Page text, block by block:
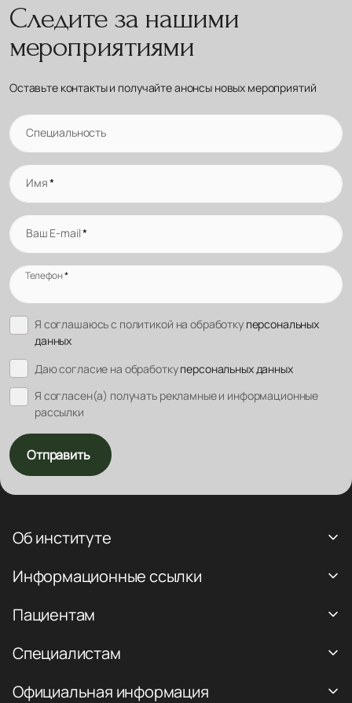
Следите за нашими
мероприятиями
Оставьте контакты и получайте анонсы новых мероприятий
Специальность
Имя*
Ваш E-mail*
Телефон*
Я соглашаюсь с политикой на обработку персональных
данных
Даю согласие на обработкуперсональных данных
Я согласен(а) получать рекламные и информационные
рассылки
Отправить
Об институте
Информационные ссылки
Пациентам
Специалистам
Официальная информация